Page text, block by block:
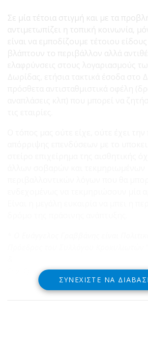
Σε μία τέτοια στιγμή και με τα
αντιμετωπίζει η τοπική κοινωνία,
είναι να εμποδίζουμε τέτοιου
βλάπτουν το περιβάλλον αλλά
Γεν. Γραμματέας της Ομοσπονδίας
ΣΥΝΕΧΊΣΤΕ ΝΑ